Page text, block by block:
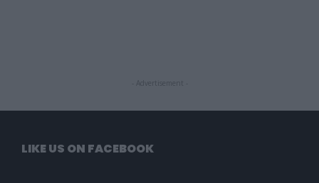
- Advertisement -
LIKE US ON FACEBOOK